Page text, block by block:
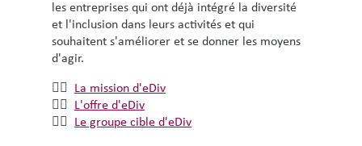
les entreprises qui ont déjà intégré la diversité
et l'inclusion dans leurs activités et qui
souhaitent s'améliorer et se donner les moyens
d'agir.
👉🏽 La mission d'eDiv
👉🏽 L'offre d'eDiv
👉🏽 Le groupe cible d'eDiv